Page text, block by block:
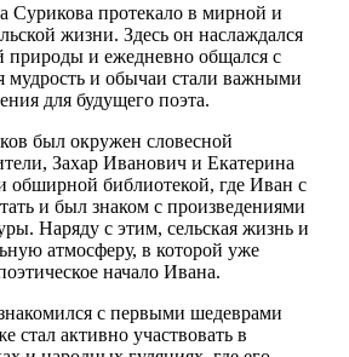
Сурикова протекало в мирной и
жизни. Здесь он наслаждался
природы и ежедневно общался с
и обычаи стали важными
для будущего поэта.
был окружен словесной
Захар Иванович и Екатерина
обширной библиотекой, где Иван с
и был знаком с произведениями
Наряду с этим, сельская жизнь и
атмосферу, в которой уже
начало Ивана.
с первыми шедеврами
стал активно участвовать в